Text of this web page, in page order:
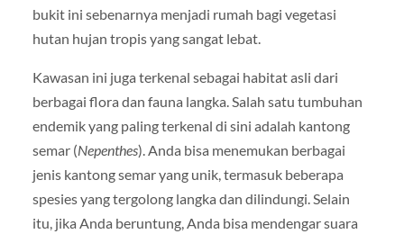
bukit ini sebenarnya menjadi rumah bagi vegetasi
hutan hujan tropis yang sangat lebat.
Kawasan ini juga terkenal sebagai habitat asli dari
berbagai flora dan fauna langka. Salah satu tumbuhan
endemik yang paling terkenal di sini adalah kantong
semar (Nepenthes). Anda bisa menemukan berbagai
jenis kantong semar yang unik, termasuk beberapa
spesies yang tergolong langka dan dilindungi. Selain
itu, jika Anda beruntung, Anda bisa mendengar suara